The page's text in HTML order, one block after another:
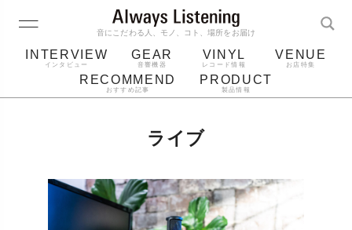
音にこだわる人、モノ、コト、場所をお届け
INTERVIEW
インタビュー
GEAR
音響機器
VINYL
レコード情報
VENUE
お店特集
RECOMMEND
おすすめ記事
PRODUCT
製品情報
bluetooth
ライブ